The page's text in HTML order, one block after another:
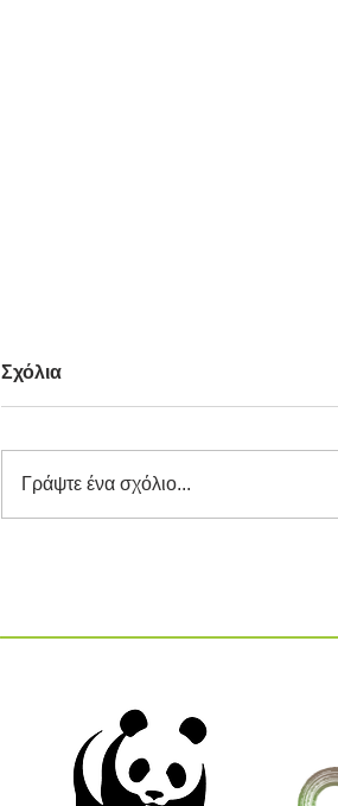
Σχόλια
Γράψτε ένα σχόλιο...